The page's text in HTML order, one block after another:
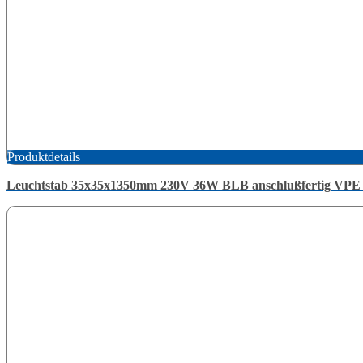
Produktdetails
Leuchtstab 35x35x1350mm 230V 36W BLB anschlußfertig